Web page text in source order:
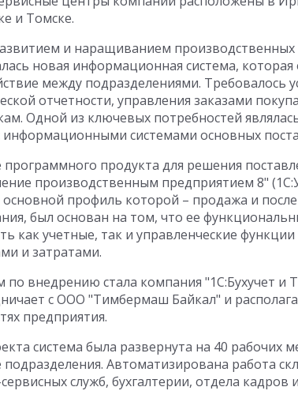
и Томске.
и наращиванием
новая информационная система, которая
между подразделениями. Требовалось
отчетности, управления заказами
Одной из ключевых потребностей
системами основных
программного продукта для решения
производственным предприятием 8"
профиль которой – продажа и
был основан на том, что ее
как учетные, так и управленческие
и затратами.
по внедрению стала компания "1С:Бухучет и
с ООО "Тимбермаш Байкал" и
предприятия.
система была развернута на 40 рабочих
Автоматизирована работа
служб, бухгалтерии, отдела кадров